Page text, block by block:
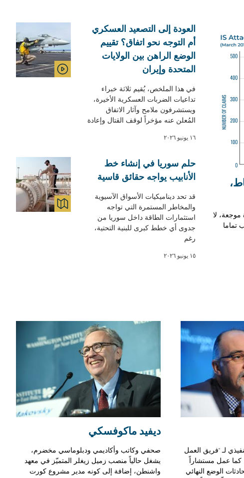
موجعة، لا
تماما
VIDEO
العودة إلى التصعيد العسكري
أم التوجه نحو اتفاق؟ تقييم
الوضع الراهن بين الولايات
المتحدة وإيران
في هذا الملخص، يُقيم ثلاثة خبراء
تداعيات الضربات العسكرية الأخيرة،
ويستشرفون ملامح وآثار الاتفاق
المُعلن عنه مؤخراً لوقف القتال وإعادة
١٦ يونيو ٢٠٢٦
MAPS & GRAPHICS
حلم سوريا في إنشاء خط
الأنابيب يواجه حقائق قاسية
قد تحد ديناميكيات الأسواق الآسيوية
والمخاطر المستمرة التي تواجه
استثمارات الطاقة داخل سوريا من
جدوى أي خطط كبرى للبنية التحتية،
رغم
١٥ يونيو ٢٠٢٦
لـ "فريق العمل
عمل مستشاراً
الوضع النهائي
ديفيد ماكوفسكي
صحفي وكاتب وأكاديمي ودبلوماسي مخضرم،
يشغل حالياً منصب زميل زيغلر المتميّز في معهد
واشنطن، إضافة إلى كونه مدير مشروع كورت